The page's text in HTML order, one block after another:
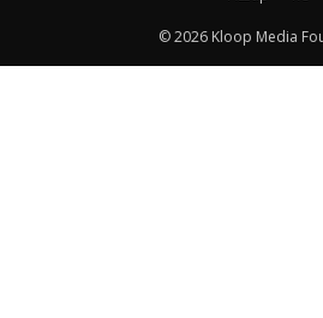
© 2026 Kloop Media